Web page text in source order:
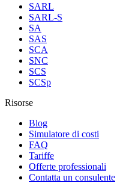
SARL
SARL-S
SA
SAS
SCA
SNC
SCS
SCSp
Risorse
Blog
Simulatore di costi
FAQ
Tariffe
Offerte professionali
Contatta un consulente